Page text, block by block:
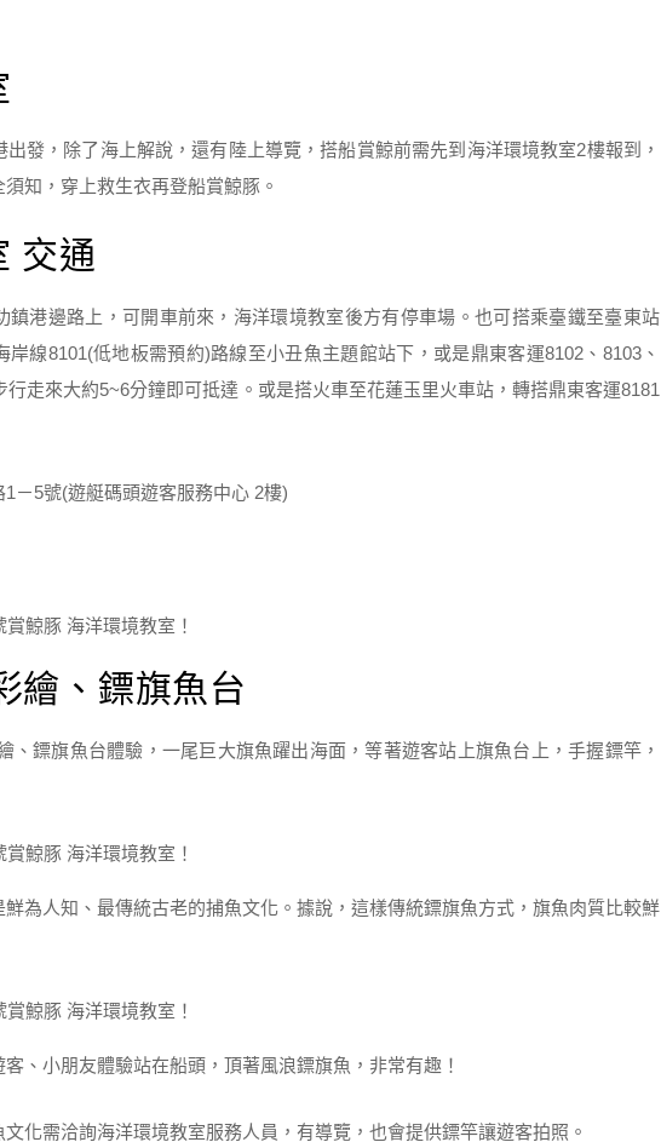
發，除了海上解說，還有陸上導覽，搭船賞鯨前需先到海洋環境教室2樓報到，
知，穿上救生衣再登船賞鯨豚。
交通
鎮港邊路上，可開車前來，海洋環境教室後方有停車場。也可搭乘臺鐵至臺東站
線8101(低地板需預約)路線至小丑魚主題館站下，或是鼎東客運8102、8103、
行走來大約5~6分鐘即可抵達。或是搭火車至花蓮玉里火車站，轉搭鼎東客運8181
－5號(遊艇碼頭遊客服務中心 2樓)
繪、鏢旗魚台
、鏢旗魚台體驗，一尾巨大旗魚躍出海面，等著遊客站上旗魚台上，手握鏢竿，
為人知、最傳統古老的捕魚文化。據說，這樣傳統鏢旗魚方式，旗魚肉質比較鮮
、小朋友體驗站在船頭，頂著風浪鏢旗魚，非常有趣！
化需洽詢海洋環境教室服務人員，有導覽，也會提供鏢竿讓遊客拍照。